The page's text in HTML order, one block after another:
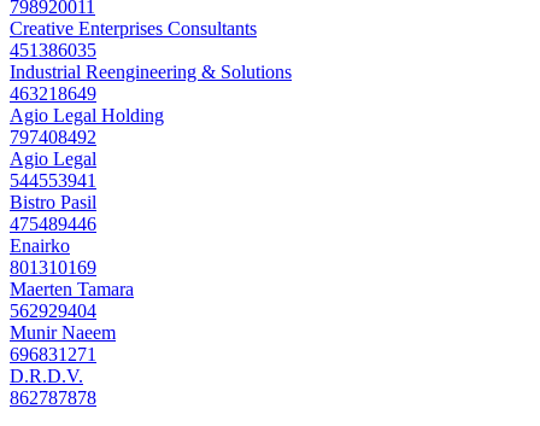
798920011
Creative Enterprises Consultants
451386035
Industrial Reengineering & Solutions
463218649
Agio Legal Holding
797408492
Agio Legal
544553941
Bistro Pasil
475489446
Enairko
801310169
Maerten Tamara
562929404
Munir Naeem
696831271
D.R.D.V.
862787878